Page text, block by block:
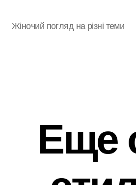
Жіночий погляд на різні теми
Еще